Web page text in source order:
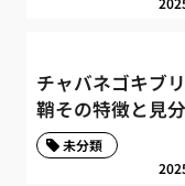
チャバネゴキブ
鞘その特徴と見
未分類